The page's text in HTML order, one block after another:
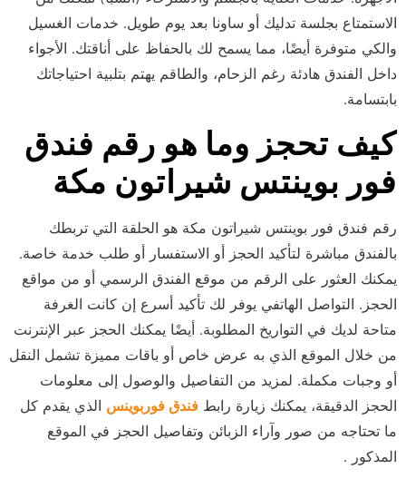
الاستمتاع بجلسة تدليك أو ساونا بعد يوم طويل. خدمات الغسيل
والكي متوفرة أيضًا، مما يسمح لك بالحفاظ على أناقتك. الأجواء
داخل الفندق هادئة رغم الزحام، والطاقم يهتم بتلبية احتياجاتك
بابتسامة.
كيف تحجز وما هو رقم فندق
فور بوينتس شيراتون مكة
رقم فندق فور بوينتس شيراتون مكة هو الحلقة التي تربطك
بالفندق مباشرة لتأكيد الحجز أو الاستفسار أو طلب خدمة خاصة.
يمكنك العثور على الرقم من موقع الفندق الرسمي أو من مواقع
الحجز. التواصل الهاتفي يوفر لك تأكيد أسرع إن كانت الغرفة
متاحة لديك في التواريخ المطلوبة. أيضًا يمكنك الحجز عبر الإنترنت
من خلال الموقع الذي به عرض خاص أو باقات مميزة تشمل النقل
أو وجبات مكملة. لمزيد من التفاصيل والوصول إلى معلومات
الحجز الدقيقة، يمكنك زيارة رابط فندق فوربوينس الذي يقدم كل
ما تحتاجه من صور وآراء الزبائن وتفاصيل الحجز في الموقع
المذكور .